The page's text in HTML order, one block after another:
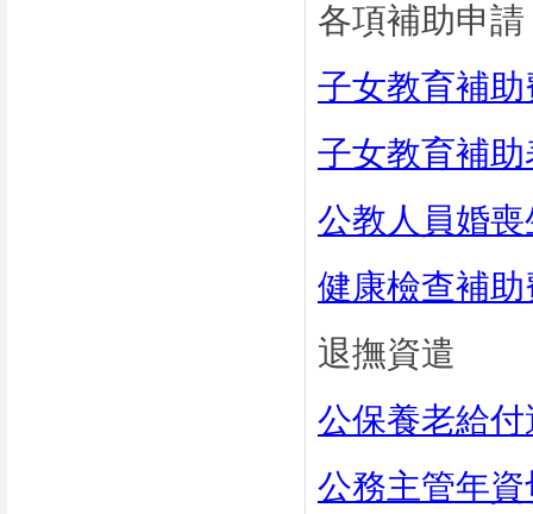
各項補助申請
子女教育補
子女教育補
公教人員婚
健康檢查補
退撫資遣
公保養老給
公務主管年